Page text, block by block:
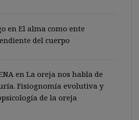
en El alma como ente
del cuerpo
enLa oreja nos habla de
Fisiognomía evolutiva y
de la oreja